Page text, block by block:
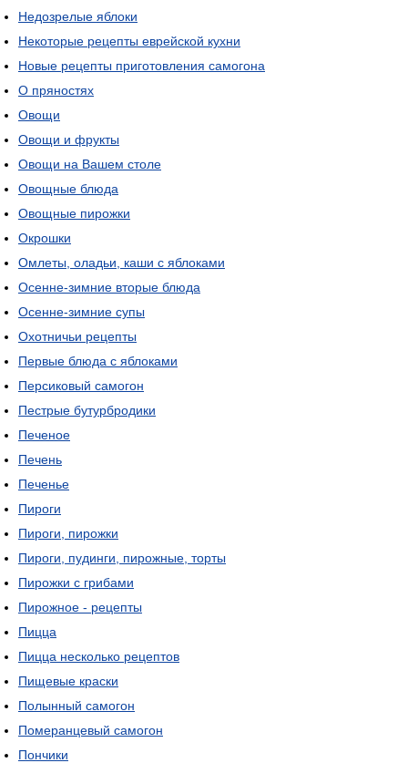
Недозрелые яблоки
Некоторые рецепты еврейской кухни
Новые рецепты приготовления самогона
О пряностях
Овощи
Овощи и фрукты
Овощи на Вашем столе
Овощные блюда
Овощные пирожки
Окрошки
Омлеты, оладьи, каши с яблоками
Осенне-зимние вторые блюда
Осенне-зимние супы
Охотничьи рецепты
Первые блюда с яблоками
Персиковый самогон
Пестрые бутурбродики
Печеное
Печень
Печенье
Пироги
Пироги, пирожки
Пироги, пудинги, пирожные, торты
Пирожки с грибами
Пирожное - рецепты
Пицца
Пицца несколько рецептов
Пищевые краски
Полынный самогон
Померанцевый самогон
Пончики